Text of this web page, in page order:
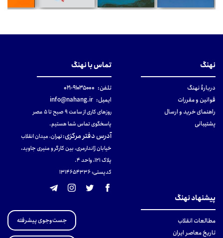
نهنگ
دربارهٔ نهنگ
قوانین و مقررات
راهنمای خرید و ارسال
پشتیبانی
تماس با نهنگ
تلفن: ۹۱۰۳۵۰۰۰-۰۲۱
ایمیل: info@nahang.ir
روزهای کاری از ساعت ۹ صبح تا ۵ عصر
پاسخگوی تماس شما هستیم.
آدرس دفتر مرکزی:تهران، میدان انقلاب
خیابان ژاندارمری، بین کارگر و منیری جاوید،
پلاک 121، واحد ۴.
کدپستی: 131465433۶
پیشنهاد نهنگ
مطالعات انقلاب
تاریخ معاصر ایران
جست‌وجوی پیشرفته